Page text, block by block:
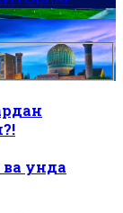
унда